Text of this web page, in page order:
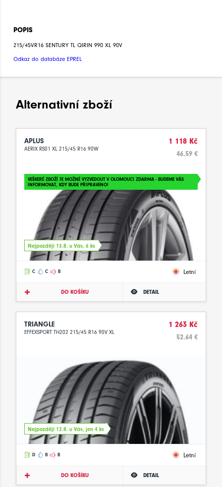
POPIS
215/45VR16 SENTURY TL QIRIN 990 XL 90V
Odkaz do databáze EPREL
Alternativní zboží
APLUS
AERIX RS01 XL 215/45 R16 90W
1 118 Kč
46.59 €
VEŠKERÉ ZBOŽÍ JE MOŽNÉ VYZVEDOUT V OLOMOUCI ZDARMA - BUDEME VÁS
INFORMOVAT, KDY BUDE PŘIPRAVENO!
Nejpozději 13.8. u Vás, 6 ks
C C B Letní
DO KOŠÍKU DETAIL
TRIANGLE
EFFEXSPORT TH202 215/45 R16 90V XL
1 263 Kč
52.64 €
Nejpozději 12.8. u Vás, jen 4 ks
D B B Letní
DO KOŠÍKU DETAIL